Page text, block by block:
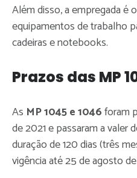
Além disso, a empregada é
equipamentos de trabalho
cadeiras e notebooks.
Prazos das MP
As MP 1045 e 1046foram
de 2021 e passaram a valer
duração de 120 dias (três
vigência até 25 de agosto